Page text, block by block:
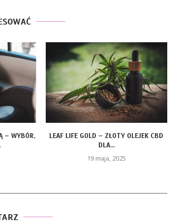
– WYBÓR,
LEAF LIFE GOLD – ZŁOTY OLEJEK CBD
DLA...
19 maja, 2025